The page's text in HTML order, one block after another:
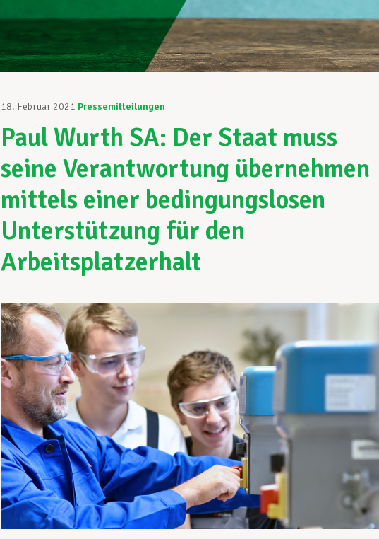
18. Februar 2021 Pressemitteilungen
Paul Wurth SA: Der Staat muss
seine Verantwortung übernehmen
mittels einer bedingungslosen
Unterstützung für den
Arbeitsplatzerhalt